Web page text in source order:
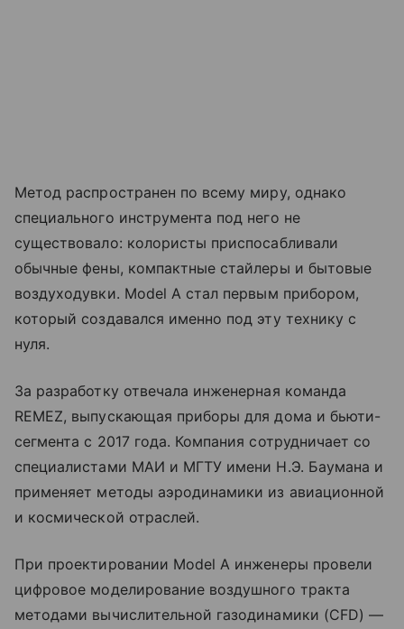
Метод распространен по всему миру, однако
специального инструмента под него не
существовало: колористы приспосабливали
обычные фены, компактные стайлеры и бытовые
воздуходувки. Model A стал первым прибором,
который создавался именно под эту технику с
нуля.
За разработку отвечала инженерная команда
REMEZ, выпускающая приборы для дома и бьюти-
сегмента с 2017 года. Компания сотрудничает со
специалистами МАИ и МГТУ имени Н.Э. Баумана и
применяет методы аэродинамики из авиационной
и космической отраслей.
При проектировании Model A инженеры провели
цифровое моделирование воздушного тракта
методами вычислительной газодинамики (CFD) —